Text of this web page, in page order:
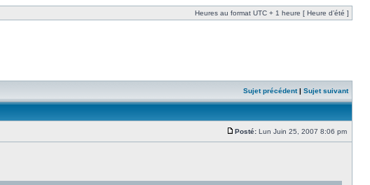
Heures au format UTC + 1 heure [ Heure d’été ]
Sujet précédent| Sujet suivant
Posté: Lun Juin 25, 2007 8:06 pm